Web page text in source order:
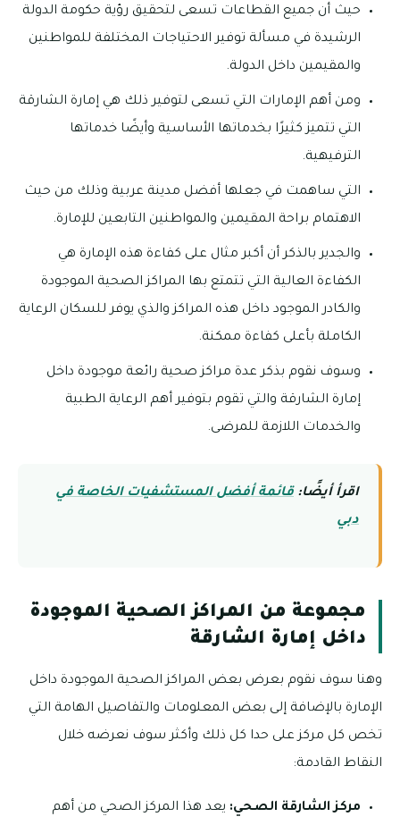
حيث أن جميع القطاعات تسعى لتحقيق رؤية حكومة الدولة
الرشيدة في مسألة توفير الاحتياجات المختلفة للمواطنين
والمقيمين داخل الدولة.
ومن أهم الإمارات التي تسعى لتوفير ذلك هي إمارة الشارقة
التي تتميز كثيرًا بخدماتها الأساسية وأيضًا خدماتها
الترفيهية.
التي ساهمت في جعلها أفضل مدينة عربية وذلك من حيث
الاهتمام براحة المقيمين والمواطنين التابعين للإمارة.
والجدير بالذكر أن أكبر مثال على كفاءة هذه الإمارة هي
الكفاءة العالية التي تتمتع بها المراكز الصحية الموجودة
والكادر الموجود داخل هذه المراكز والذي يوفر للسكان الرعاية
الكاملة بأعلى كفاءة ممكنة.
وسوف نقوم بذكر عدة مراكز صحية رائعة موجودة داخل
إمارة الشارقة والتي تقوم بتوفير أهم الرعاية الطبية
والخدمات اللازمة للمرضى.
اقرأ أيضًا: قائمة أفضل المستشفيات الخاصة في
دبي
مجموعة من المراكز الصحية الموجودة
داخل إمارة الشارقة
وهنا سوف نقوم بعرض بعض المراكز الصحية الموجودة داخل
الإمارة بالإضافة إلى بعض المعلومات والتفاصيل الهامة التي
تخص كل مركز على حدا كل ذلك وأكثر سوف نعرضه خلال
النقاط القادمة:
مركز الشارقة الصحي: يعد هذا المركز الصحي من أهم